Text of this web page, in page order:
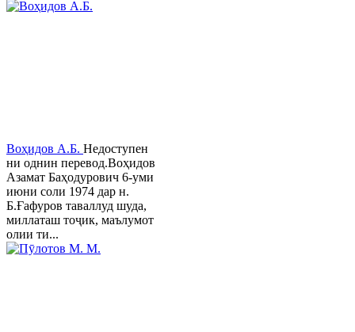
Воҳидов А.Б. Недоступен
ни однин перевод.Воҳидов
Азамат Баҳодурович 6-уми
июни соли 1974 дар н.
Б.Ғафуров таваллуд шуда,
миллаташ тоҷик, маълумот
олии ти...